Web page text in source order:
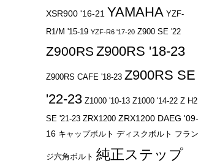
XSR900 '16-21 YAMAHA YZF-
R1/M '15-19 YZF-R6 '17-20 Z900 SE '22
Z900RS Z900RS '18-23
Z900RS CAFE '18-23 Z900RS SE
'22-23 Z1000 '10-13 Z1000 '14-22 Z H2
SE '21-23 ZRX1200 ZRX1200 DAEG '09-
16 キャップボルト ディスクボルト フラン
ジ六角ボルト 純正ステップ